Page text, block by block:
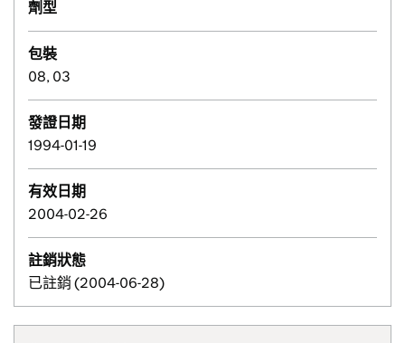
劑型
包裝
08, 03
發證日期
1994-01-19
有效日期
2004-02-26
註銷狀態
已註銷 (2004-06-28)